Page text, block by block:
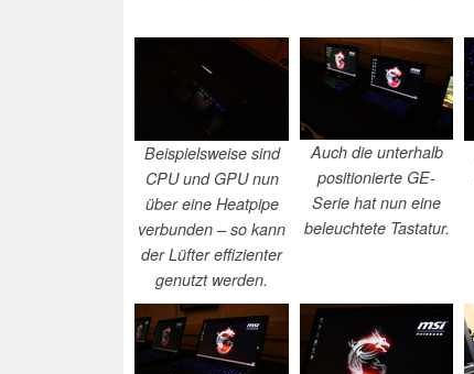
Beispielsweise sind
CPU und GPU nun
über eine Heatpipe
verbunden – so kann
der Lüfter effizienter
genutzt werden.
Auch die unterhalb
positionierte GE-
Serie hat nun eine
beleuchtete Tastatur.